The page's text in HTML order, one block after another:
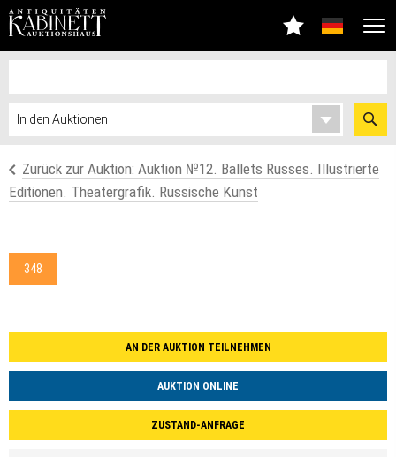
Zurück zur Auktion: Аuktion №12. Ballets Russes. Illustrierte
Editionen. Theatergrafik. Russische Kunst
348
AN DER AUKTION TEILNEHMEN
AUKTION ONLINE
ZUSTAND-ANFRAGE